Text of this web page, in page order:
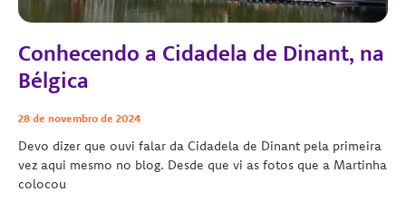
Conhecendo a Cidadela de Dinant, na
Bélgica
28 de novembro de 2024
Devo dizer que ouvi falar da Cidadela de Dinant pela primeira
vez aqui mesmo no blog. Desde que vi as fotos que a Martinha
colocou